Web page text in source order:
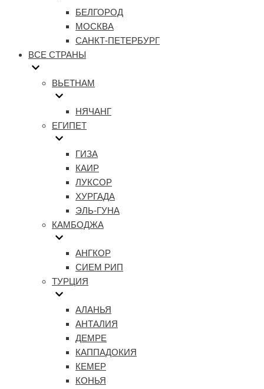
БЕЛГОРОД
МОСКВА
САНКТ-ПЕТЕРБУРГ
ВСЕ СТРАНЫ
ВЬЕТНАМ
НЯЧАНГ
ЕГИПЕТ
ГИЗА
КАИР
ЛУКСОР
ХУРГАДА
ЭЛЬ-ГУНА
КАМБОДЖА
АНГКОР
СИЕМ РИП
ТУРЦИЯ
АЛАНЬЯ
АНТАЛИЯ
ДЕМРЕ
КАППАДОКИЯ
КЕМЕР
КОНЬЯ